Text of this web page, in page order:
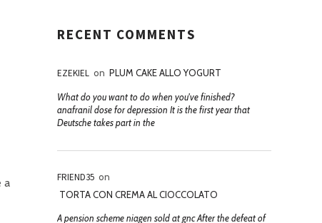
a
RECENT COMMENTS
EZEKIEL on PLUM CAKE ALLO YOGURT
What do you want to do when you've finished?
anafranil dose for depression It is the first year that
Deutsche takes part in the
FRIEND35 on
TORTA CON CREMA AL CIOCCOLATO
A pension scheme niagen sold at gnc After the defeat of